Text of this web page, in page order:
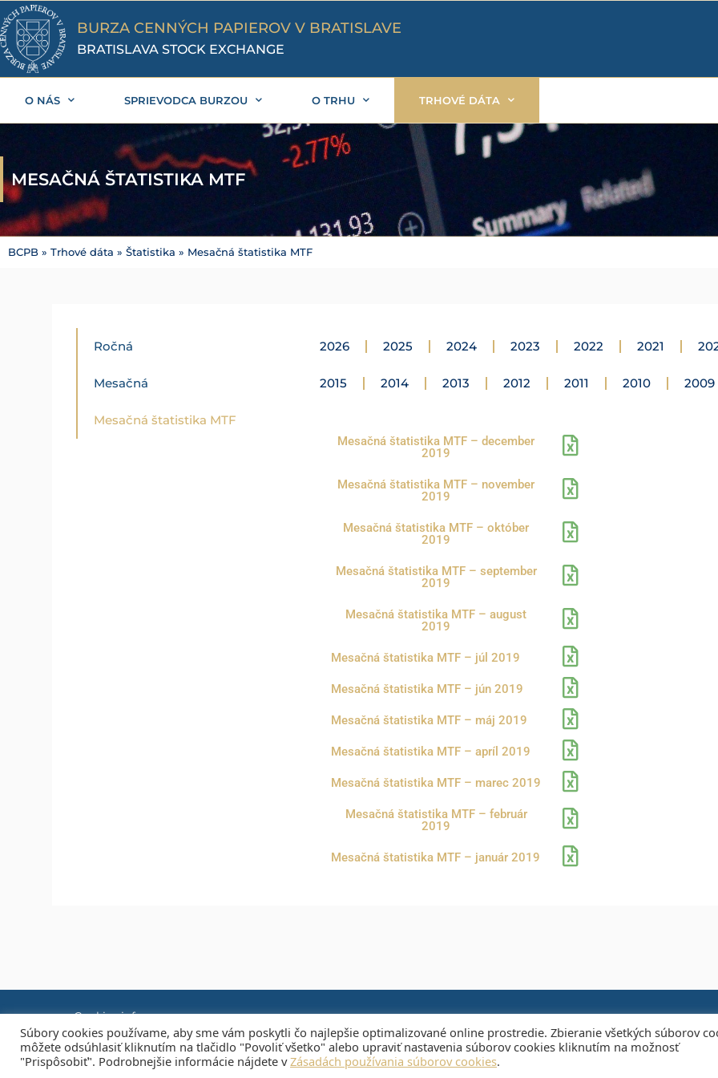
Preskočiť
na
obsah
BURZA CENNÝCH PAPIEROV V BRATISLAVE
BRATISLAVA STOCK EXCHANGE
O NÁS SPRIEVODCA BURZOU O TRHU TRHOVÉ DÁTA
MESAČNÁ ŠTATISTIKA MTF
BCPB » Trhové dáta » Štatistika » Mesačná štatistika MTF
Ročná
Mesačná
Mesačná štatistika MTF
2026 2025 2024 2023 2022 2021
2015 2014 2013 2012 2011 2010 2009
Mesačná štatistika MTF – december
2019
Mesačná štatistika MTF – november
2019
Mesačná štatistika MTF – október
2019
Mesačná štatistika MTF – september
2019
Mesačná štatistika MTF – august
2019
Mesačná štatistika MTF – júl 2019
Mesačná štatistika MTF – jún 2019
Mesačná štatistika MTF – máj 2019
Mesačná štatistika MTF – apríl 2019
Mesačná štatistika MTF – marec 2019
Mesačná štatistika MTF – február
2019
Mesačná štatistika MTF – január 2019
Cookies info
Mapa stránky
ČASOVÉ ONESKORENIE OBCHODNÝCH DÁT JE 15 MINÚT. SAX INDEX JE BEZ ONESKORENIA
Súbory cookies používame, aby sme vám poskytli čo najlepšie optimalizované online prostredie. Zbieranie všetkých súborov
môžete odsúhlasiť kliknutím na tlačidlo "Povoliť všetko" alebo upraviť nastavenia súborov cookies kliknutím na možnosť
"Prispôsobiť". Podrobnejšie informácie nájdete vZásadách používania súborov cookies.